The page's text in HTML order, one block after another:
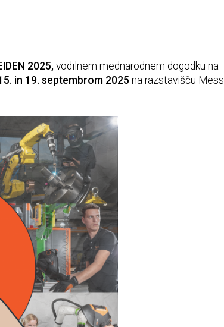
2025, vodilnem mednarodnem dogodku na
in 19. septembrom 2025 na razstavišču